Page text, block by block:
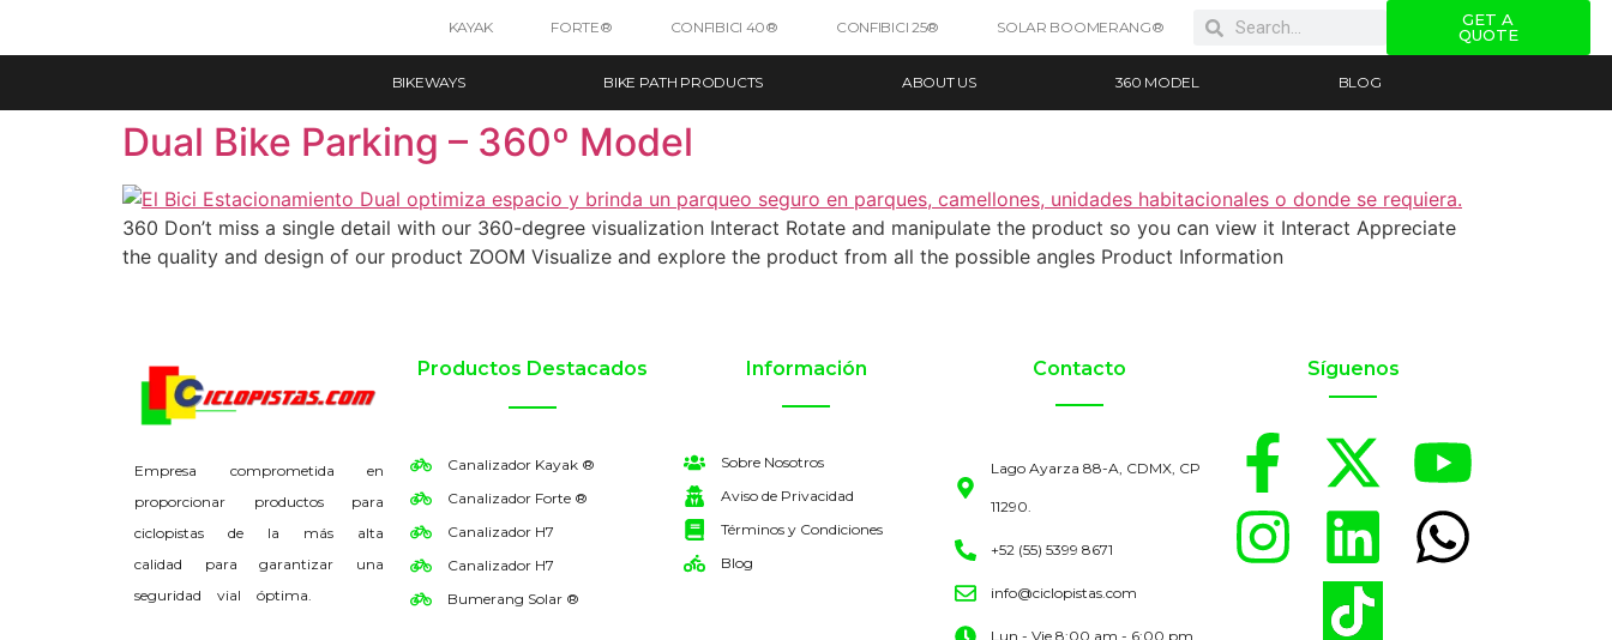
KAYAK FORTE® CONFIBICI 40® CONFIBICI 25® SOLAR BOOMERANG®
GET A
QUOTE
BIKEWAYS BIKE PATH PRODUCTS ABOUT US 360 MODEL BLOG
Dual Bike Parking – 360º Model
360 Don’t miss a single detail with our 360-degree visualization Interact Rotate and manipulate the product so you can view it Interact Appreciate
the quality and design of our product ZOOM Visualize and explore the product from all the possible angles Product Information
Empresa comprometida en
proporcionar productos para
ciclopistas de la más alta
calidad para garantizar una
seguridad vial óptima.
Productos Destacados
Canalizador Kayak ®
Canalizador Forte ®
Canalizador H7
Canalizador H7
Bumerang Solar ®
Información
Sobre Nosotros
Aviso de Privacidad
Términos y Condiciones
Blog
Contacto
Lago Ayarza 88-A, CDMX, CP
11290.
+52 (55) 5399 8671
info@ciclopistas.com
Lun - Vie 8:00 am - 6:00 pm
Síguenos